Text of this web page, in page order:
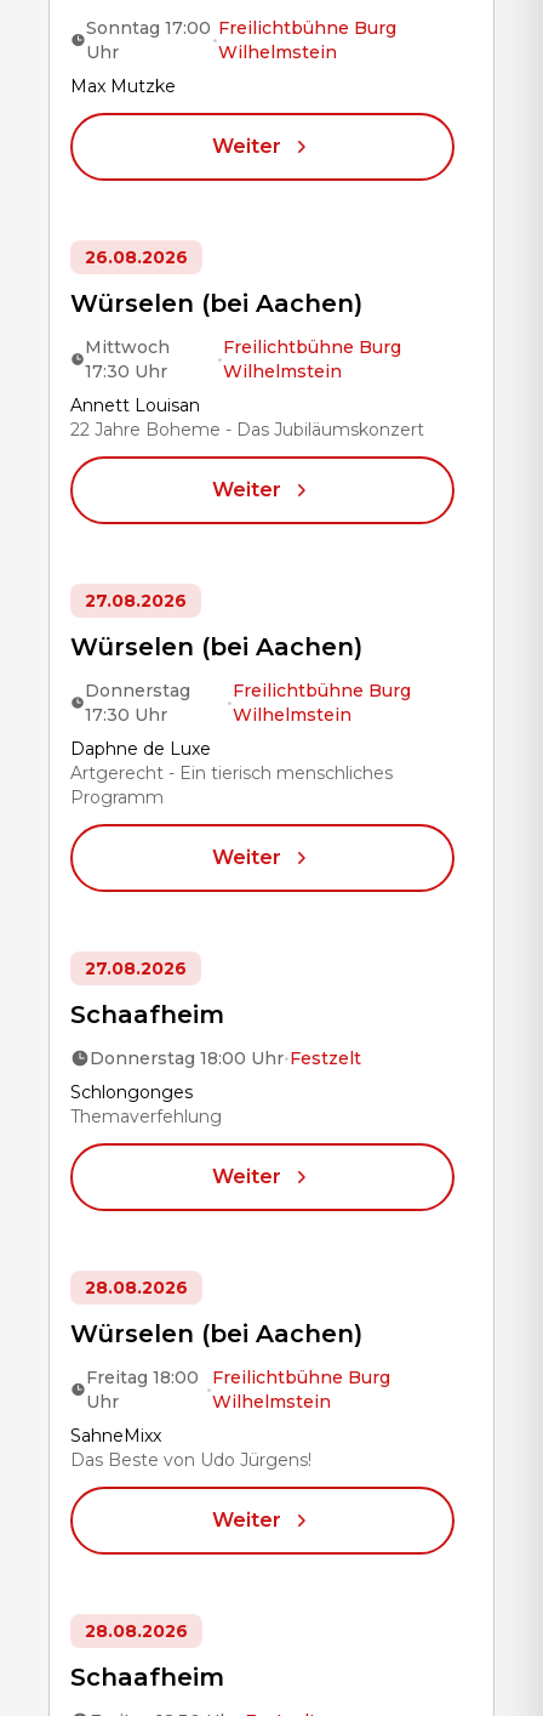
Sonntag 17:00
Uhr
•
Freilichtbühne Burg
Wilhelmstein
Title
Max Mutzke
Weiter
26.08.2026
Würselen (bei Aachen)
Mittwoch
17:30 Uhr
•
Freilichtbühne Burg
Wilhelmstein
Title
Annett Louisan
22 Jahre Boheme - Das Jubiläumskonzert
Weiter
27.08.2026
Würselen (bei Aachen)
Donnerstag
17:30 Uhr
•
Freilichtbühne Burg
Wilhelmstein
Title
Daphne de Luxe
Artgerecht - Ein tierisch menschliches
Programm
Weiter
27.08.2026
Schaafheim
Donnerstag 18:00 Uhr•Festzelt
Title
Schlongonges
Themaverfehlung
Weiter
28.08.2026
Würselen (bei Aachen)
Freitag 18:00
Uhr
•
Freilichtbühne Burg
Wilhelmstein
Title
SahneMixx
Das Beste von Udo Jürgens!
Weiter
28.08.2026
Schaafheim